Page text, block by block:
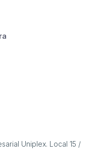
Uniplex. Local 15 /